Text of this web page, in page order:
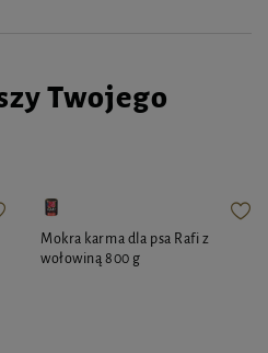
aby nie spowodować skażenia
Twojego
Mokra karma dla psa Rafi z
wołowiną 800 g